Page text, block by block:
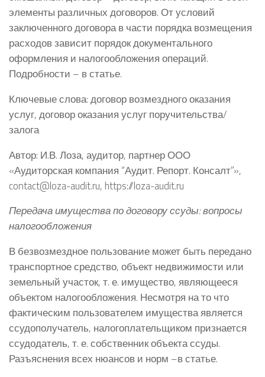
элементы различных договоров. От условий
заключенного договора в части порядка возмещения
расходов зависит порядок документального
оформления и налогообложения операций.
Подробности – в статье.
Ключевые слова: договор возмездного оказания
услуг, договор оказания услуг поручительства/
залога
Автор: И.В. Лоза, аудитор, партнер ООО
«Аудиторская компания “Аудит. Репорт. Консалт”»,
contact@loza-audit.ru, https://loza-audit.ru
Передача имущества по договору ссуды: вопросы
налогообложения
В безвозмездное пользование может быть передано
транспортное средство, объект недвижимости или
земельный участок, т. е. имущество, являющееся
объектом налогообложения. Несмотря на то что
фактическим пользователем имущества является
ссудополучатель, налогоплательщиком признается
ссудодатель, т. е. собственник объекта ссуды.
Разъяснения всех нюансов и норм –в статье.